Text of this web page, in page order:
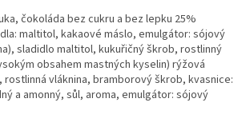
čokoláda bez cukru a bez lepku 25%
maltitol, kakaové máslo, emulgátor: sójový
sladidlo maltitol, kukuřičný škrob, rostlinný
obsahem mastných kyselin) rýžová
rostlinná vláknina, bramborový škrob, kvasnice:
a amonný, sůl, aroma, emulgátor: sójový